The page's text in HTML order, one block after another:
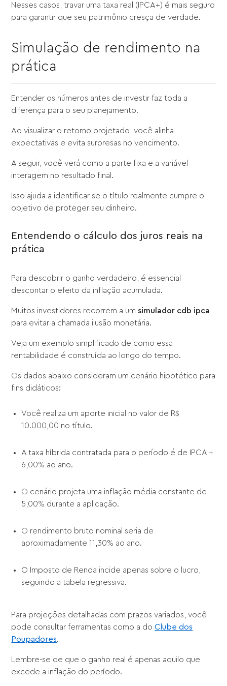
Nesses casos, travar uma taxa real (IPCA+) é mais seguro
para garantir que seu patrimônio cresça de verdade.
Simulação de rendimento na
prática
Entender os números antes de investir faz toda a
diferença para o seu planejamento.
Ao visualizar o retorno projetado, você alinha
expectativas e evita surpresas no vencimento.
A seguir, você verá como a parte fixa e a variável
interagem no resultado final.
Isso ajuda a identificar se o título realmente cumpre o
objetivo de proteger seu dinheiro.
Entendendo o cálculo dos juros reais na
prática
Para descobrir o ganho verdadeiro, é essencial
descontar o efeito da inflação acumulada.
Muitos investidores recorrem a umsimulador cdb ipca
para evitar a chamada ilusão monetária.
Veja um exemplo simplificado de como essa
rentabilidade é construída ao longo do tempo.
Os dados abaixo consideram um cenário hipotético para
fins didáticos:
Você realiza um aporte inicial no valor de R$
10.000,00 no título.
A taxa híbrida contratada para o período é de IPCA +
6,00% ao ano.
O cenário projeta uma inflação média constante de
5,00% durante a aplicação.
O rendimento bruto nominal seria de
aproximadamente 11,30% ao ano.
O Imposto de Renda incide apenas sobre o lucro,
seguindo a tabela regressiva.
Para projeções detalhadas com prazos variados, você
pode consultar ferramentas como a doClube dos
Poupadores.
Lembre-se de que o ganho real é apenas aquilo que
excede a inflação do período.